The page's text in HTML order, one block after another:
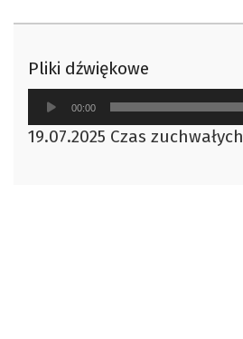
Pliki dźwiękowe
Odtwarzacz
plików
dźwiękowych
00:00
19.07.2025 Czas zuchwałych